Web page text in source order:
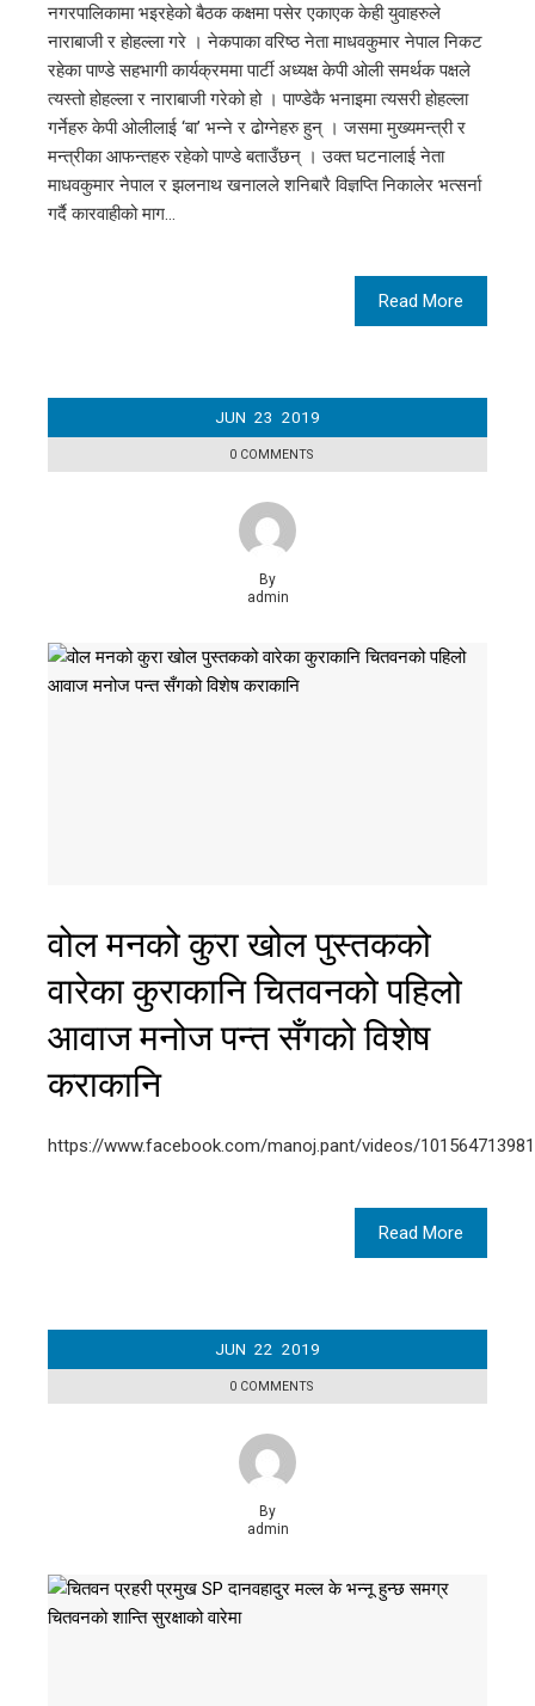
नगरपालिकामा भइरहेको बैठक कक्षमा पसेर एकाएक केही युवाहरुले
नाराबाजी र होहल्ला गरे । नेकपाका वरिष्ठ नेता माधवकुमार नेपाल निकट
रहेका पाण्डे सहभागी कार्यक्रममा पार्टी अध्यक्ष केपी ओली समर्थक पक्षले
त्यस्तो होहल्ला र नाराबाजी गरेको हो । पाण्डेकै भनाइमा त्यसरी होहल्ला
गर्नेहरु केपी ओलीलाई ‘बा’ भन्ने र ढोग्नेहरु हुन् । जसमा मुख्यमन्त्री र
मन्त्रीका आफन्तहरु रहेको पाण्डे बताउँछन् । उक्त घटनालाई नेता
माधवकुमार नेपाल र झलनाथ खनालले शनिबारै विज्ञप्ति निकालेर भत्सर्ना
गर्दै कारवाहीको माग…
Read More
JUN 23 2019
0 COMMENTS
By
admin
वोल मनको कुरा खोल पुस्तकको
वारेका कुराकानि चितवनको पहिलो
आवाज मनोज पन्त सँगको विशेष
कराकानि
https://www.facebook.com/manoj.pant/videos/
Read More
JUN 22 2019
0 COMMENTS
By
admin